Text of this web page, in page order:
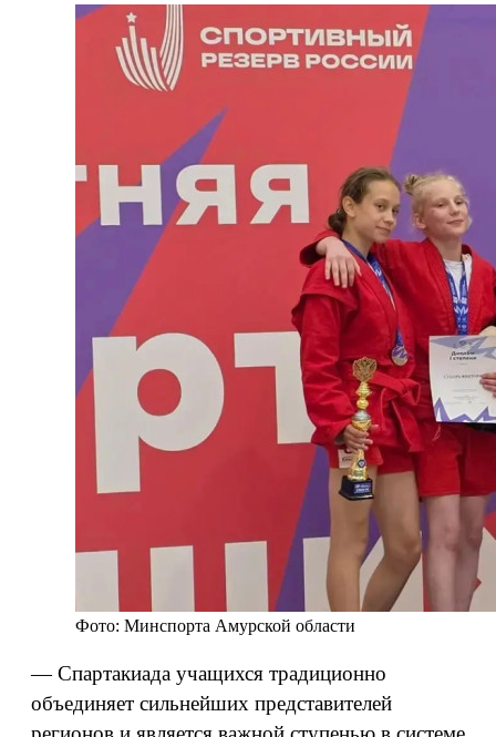
Фото: Минспорта Амурской области
— Спартакиада учащихся традиционно
объединяет сильнейших представителей